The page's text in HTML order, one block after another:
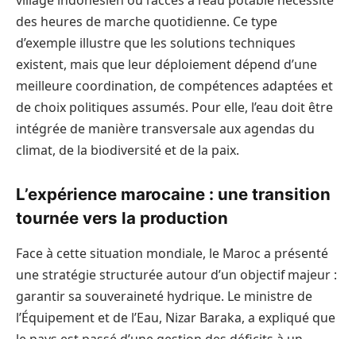
des heures de marche quotidienne. Ce type
d’exemple illustre que les solutions techniques
existent, mais que leur déploiement dépend d’une
meilleure coordination, de compétences adaptées et
de choix politiques assumés. Pour elle, l’eau doit être
intégrée de manière transversale aux agendas du
climat, de la biodiversité et de la paix.
L’expérience marocaine : une transition
tournée vers la production
Face à cette situation mondiale, le Maroc a présenté
une stratégie structurée autour d’un objectif majeur :
garantir sa souveraineté hydrique. Le ministre de
l’Équipement et de l’Eau, Nizar Baraka, a expliqué que